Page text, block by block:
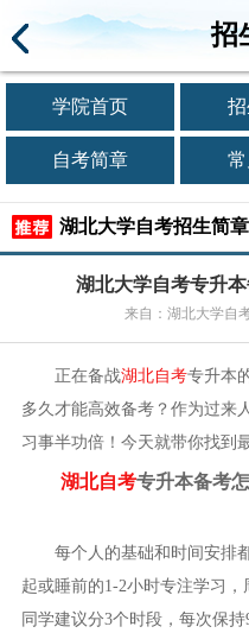
招
学院首页
自考简章
湖北大学自考招生简章
湖北大学自考专升
来自：湖北大学自
正在备战湖北自考专升本
多久才能高效备考？作为过来
习事半功倍！今天就带你找到
湖北自考专升本备考
每个人的基础和时间安排
起或睡前的1-2小时专注学习
同学建议分3个时段，每次保